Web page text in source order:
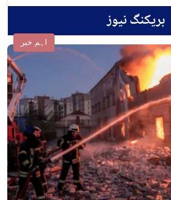
بریکنگ نیوز
اہم خبر